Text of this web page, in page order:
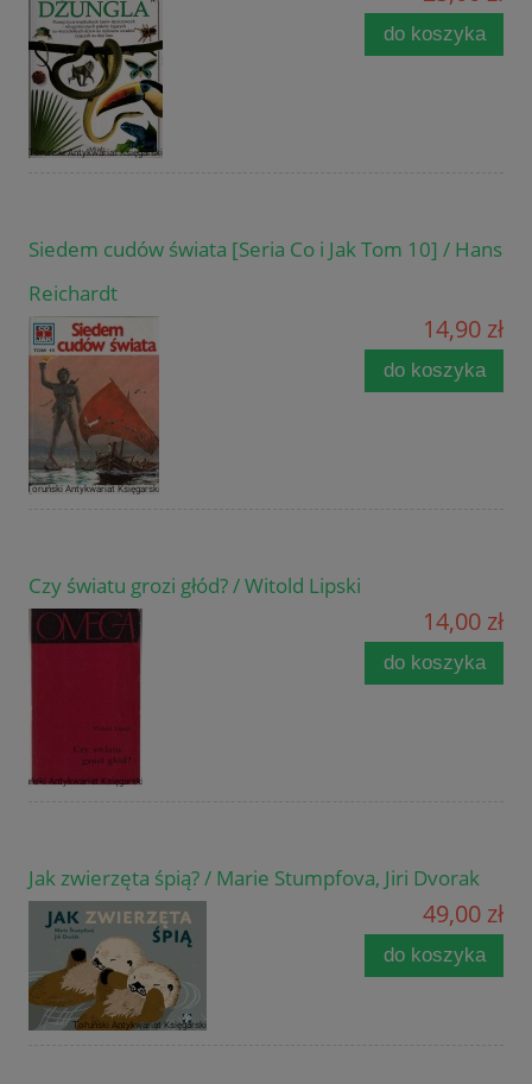
do koszyka
Siedem cudów świata [Seria Co i Jak Tom 10] / Hans
Reichardt
14,90 zł
do koszyka
Czy światu grozi głód? / Witold Lipski
14,00 zł
do koszyka
Jak zwierzęta śpią? / Marie Stumpfova, Jiri Dvorak
49,00 zł
do koszyka